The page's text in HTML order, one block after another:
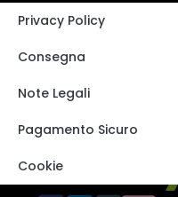
Privacy Policy
Consegna
Note Legali
Pagamento Sicuro
Cookie
VISITA IL NOSTRO